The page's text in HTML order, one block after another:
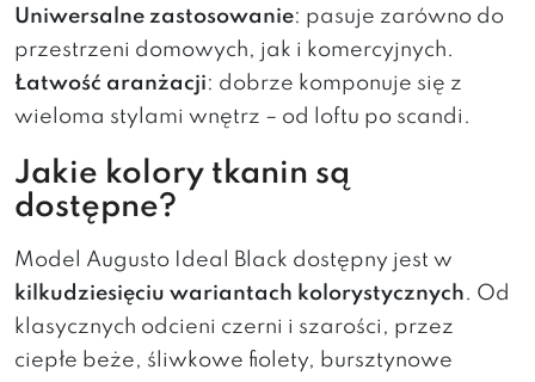
Uniwersalne zastosowanie: pasuje zarówno do
przestrzeni domowych, jak i komercyjnych.
Łatwość aranżacji: dobrze komponuje się z
wieloma stylami wnętrz – od loftu po scandi.
Jakie kolory tkanin są
dostępne?
Model Augusto Ideal Black dostępny jest w
kilkudziesięciu wariantach kolorystycznych. Od
klasycznych odcieni czerni i szarości, przez
ciepłe beże, śliwkowe fiolety, bursztynowe